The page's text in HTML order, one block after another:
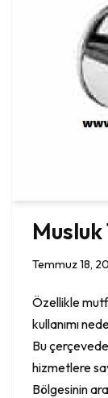
Temmuz 18,
Özellikle
kullanımı
Bu
hizmetlere
Bölgesinin